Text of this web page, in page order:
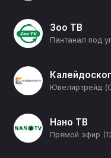
Зоо ТВ
Пантанал под
Ювелиртрейд
Нано ТВ
Прямой эфир